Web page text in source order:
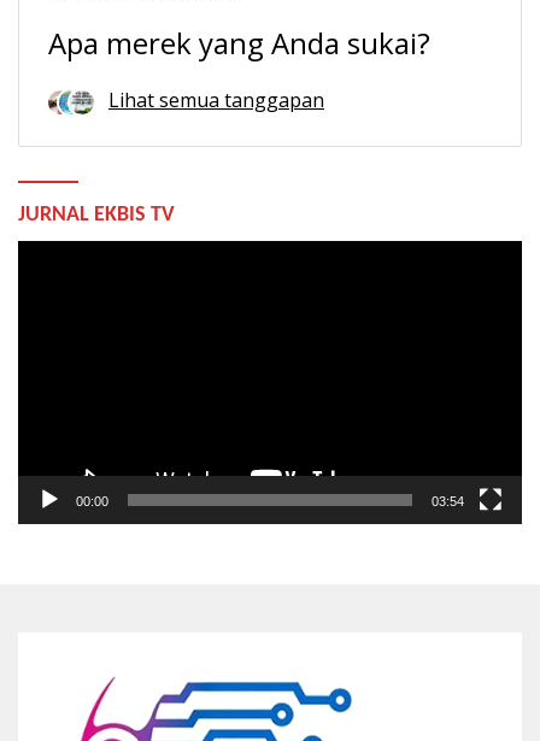
Apa merek yang Anda sukai?
Lihat semua tanggapan
JURNAL EKBIS TV
00:00 03:54